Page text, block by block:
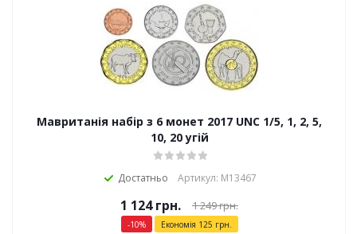
Мавританія набір з 6 монет 2017 UNC 1/5, 1, 2, 5,
10, 20 угій
Достатньо Артикул: М13467
1 124грн. 1 249грн.
-10% Економія 125 грн.